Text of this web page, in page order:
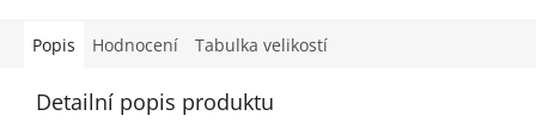
Popis Hodnocení Tabulka velikostí
Detailní popis produktu